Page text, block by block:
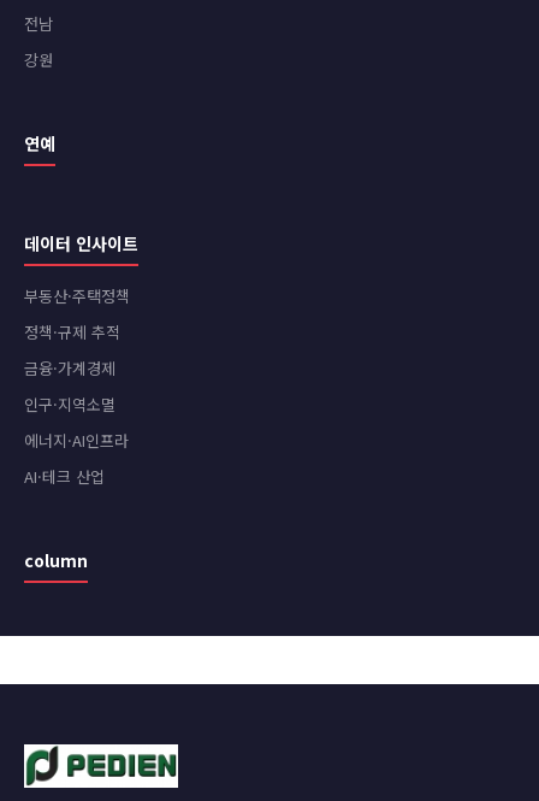
전남
강원
연예
데이터 인사이트
부동산·주택정책
정책·규제 추적
금융·가계경제
인구·지역소멸
에너지·AI인프라
AI·테크 산업
column